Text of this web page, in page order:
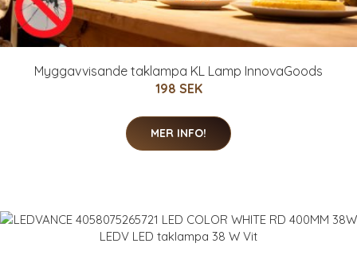
Myggavvisande taklampa KL Lamp InnovaGoods
198 SEK
MER INFO!